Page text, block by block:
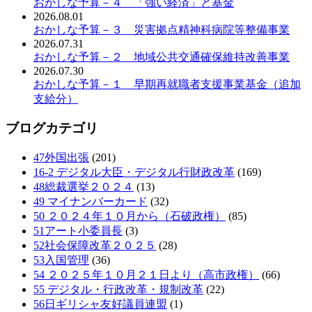
2026.08.01
おかしな予算－３ 災害拠点精神科病院等整備事業
2026.07.31
おかしな予算－２ 地域公共交通確保維持改善事業
2026.07.30
おかしな予算－１ 早期再就職者支援事業基金（追加
支給分）
ブログカテゴリ
47外国出張 (201)
16-2 デジタル大臣・デジタル行財政改革 (169)
48総裁選挙２０２４ (13)
49 マイナンバーカード (32)
50 ２０２４年１０月から（石破政権）
(85)
51アート小委員長 (3)
52社会保障改革２０２５ (28)
53入国管理 (36)
54 ２０２５年１０月２１日より（高市政権）
(66)
55 デジタル・行政改革・規制改革 (22)
56日ギリシャ友好議員連盟 (1)